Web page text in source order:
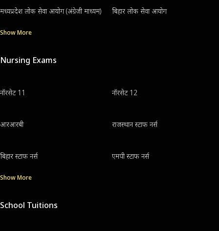
मध्यप्रदेश लोक सेवा आयोग (अंग्रेजी माध्यम) बिहार लोक सेवा आयोग
Show More
Nursing Exams
नॉरसेट 11 नॉरसेट 12
आरआरबी राजस्थान स्टाफ नर्स
बिहार स्टाफ नर्स एमपी स्टाफ नर्स
Show More
School Tuitions